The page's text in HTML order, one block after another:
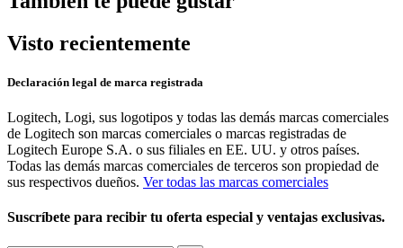
Visto recientemente
Declaración legal de marca registrada
Logitech, Logi, sus logotipos y todas las demás marcas comerciales
de Logitech son marcas comerciales o marcas registradas de
Logitech Europe S.A. o sus filiales en EE. UU. y otros países.
Todas las demás marcas comerciales de terceros son propiedad de
sus respectivos dueños. Ver todas las marcas comerciales
Suscríbete para recibir tu oferta especial y ventajas exclusivas.